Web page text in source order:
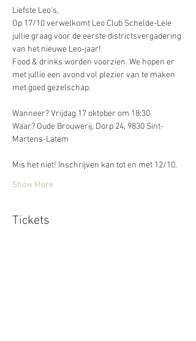
Liefste Leo's,
Op 17/10 verwelkomt Leo Club Schelde-Leie
jullie graag voor de eerste districtsvergadering
van het nieuwe Leo-jaar!
Food & drinks worden voorzien. We hopen er
met jullie een avond vol plezier van te maken
met goed gezelschap.
Wanneer? Vrijdag 17 oktober om 18:30
Waar? Oude Brouwerij, Dorp 24, 9830 Sint-
Martens-Latem
Mis het niet! Inschrijven kan tot en met 12/10.
Show More
Tickets